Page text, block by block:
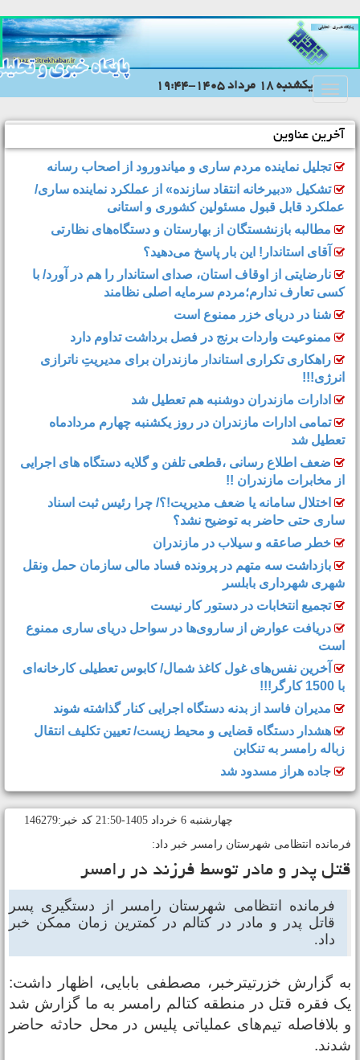
Toggleيکشنبه 18 مرداد 1405-19:44
آخرین عناوین
تجلیل نماینده مردم ساری و میاندورود از اصحاب رسانه
تشکیل «دبیرخانه انتقاد سازنده» از عملکرد نماینده ساری/
عملکرد قابل قبول مسئولین کشوری و استانی
مطالبه بازنشستگان از بهارستان و دستگاه‌های نظارتی
آقای استاندار! این بار پاسخ می‌دهید؟
نارضایتی از اوقاف استان، صدای استاندار را هم در آورد/ با
کسی تعارف ندارم؛مردم سرمایه اصلی نظامند
شنا در دریای خزر ممنوع است
ممنوعیت واردات برنج در فصل برداشت تداوم دارد
راهکاری تکراری استاندار مازندران برای مدیریتِ ناترازی
انرژی!!!
ادارات مازندران دوشنبه هم تعطیل شد
تمامی ادارات مازندران در روز یکشنبه چهارم مردادماه
تعطیل شد
ضعف اطلاع رسانی ،قطعی تلفن و گلایه دستگاه های اجرایی
از مخابرات مازندران !!
اختلال سامانه یا ضعف مدیریت!؟/ چرا رئیس ثبت اسناد
ساری حتی حاضر به توضیح نشد؟
خطر صاعقه و سیلاب در مازندران
بازداشت سه متهم در پرونده فساد مالی سازمان حمل‌ ونقل
شهری شهرداری بابلسر
تجمیع انتخابات در دستور کار نیست
دریافت عوارض از ساروی‌ها در سواحل دریای ساری ممنوع
است
آخرین نفس‌های غول کاغذ شمال‌/ ‌کابوس تعطیلی کارخانه‌ای
مدیران فاسد از بدنه دستگاه اجرایی کنار گذاشته شوند
هشدار دستگاه قضایی و محیط زیست/ تعیین تکلیف انتقال
زباله رامسر به تنکابن
جاده هراز مسدود شد
چهارشنبه 6 خرداد 1405-21:50 کد خبر:146279
انتظامی شهرستان رامسر خبر داد:
پدر و مادر توسط فرزند در رامسر
فرمانده انتظامی شهرستان رامسر از دستگیری پسر
قاتل پدر و مادر در کتالم در کمترین زمان ممکن خبر
داد.
گزارش خزرتیترخبر، مصطفی بابایی، اظهار داشت:
فقره قتل در منطقه کتالم رامسر به ما گزارش شد
بلافاصله تیم‌های عملیاتی پلیس در محل حادثه حاضر